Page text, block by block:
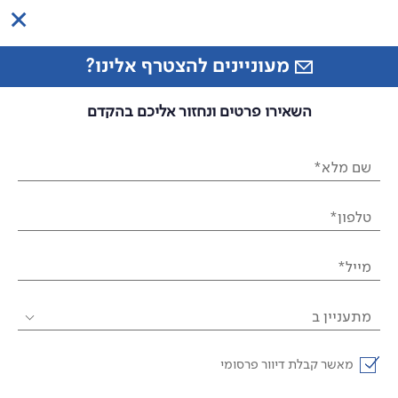
מעוניינים להצטרף אלינו?
השאירו פרטים ונחזור אליכם בהקדם
שם מלא*
טלפון*
מייל*
מתעניין ב
מאשר קבלת דיוור פרסומי